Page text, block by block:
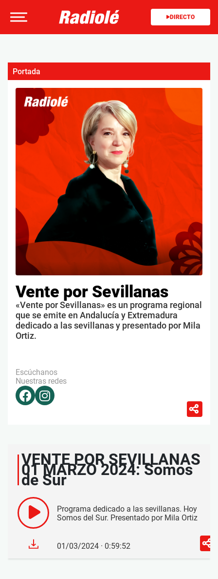
DIRECTO
Vente por Sevillanas
«Vente por Sevillanas» es un programa regional
que se emite en Andalucía y Extremadura
dedicado a las sevillanas y presentado por Mila
Ortiz.
Escúchanos
Nuestras redes
Portada
VENTE POR SEVILLANAS
01 MARZO 2024: Somos
de Sur
Programa dedicado a las sevillanas. Hoy
Somos del Sur. Presentado por Mila Ortiz
01/03/2024 · 0:59:52